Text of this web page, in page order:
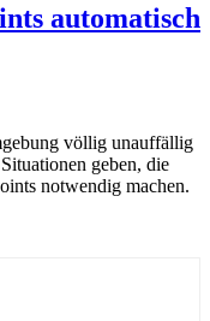
automatisch
völlig unauffällig
geben, die
notwendig machen.